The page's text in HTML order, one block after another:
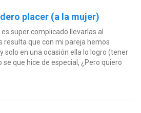
placer (a la mujer)
super complicado llevarlas al
resulta que con mi pareja hemos
solo en una ocasión ella lo logro (tener
que hice de especial, ¿Pero quiero